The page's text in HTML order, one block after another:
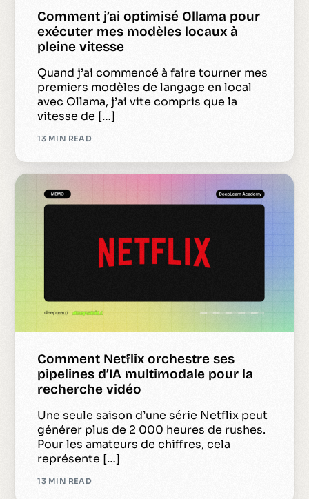
Comment j’ai optimisé Ollama pour
exécuter mes modèles locaux à
pleine vitesse
Quand j’ai commencé à faire tourner mes
premiers modèles de langage en local
avec Ollama, j’ai vite compris que la
vitesse de […]
13 MIN READ
Comment Netflix orchestre ses
pipelines d’IA multimodale pour la
recherche vidéo
Une seule saison d’une série Netflix peut
générer plus de 2 000 heures de rushes.
Pour les amateurs de chiffres, cela
représente […]
13 MIN READ